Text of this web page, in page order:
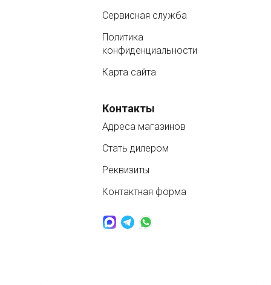
Сервисная служба
Политика
конфиденциальности
Карта сайта
Контакты
Адреса магазинов
Стать дилером
Реквизиты
Контактная форма